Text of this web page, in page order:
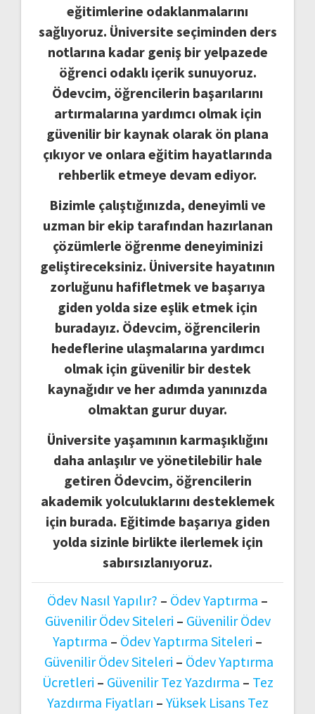
eğitimlerine odaklanmalarını
sağlıyoruz. Üniversite seçiminden ders
notlarına kadar geniş bir yelpazede
öğrenci odaklı içerik sunuyoruz.
Ödevcim, öğrencilerin başarılarını
artırmalarına yardımcı olmak için
güvenilir bir kaynak olarak ön plana
çıkıyor ve onlara eğitim hayatlarında
rehberlik etmeye devam ediyor.
Bizimle çalıştığınızda, deneyimli ve
uzman bir ekip tarafından hazırlanan
çözümlerle öğrenme deneyiminizi
geliştireceksiniz. Üniversite hayatının
zorluğunu hafifletmek ve başarıya
giden yolda size eşlik etmek için
buradayız. Ödevcim, öğrencilerin
hedeflerine ulaşmalarına yardımcı
olmak için güvenilir bir destek
kaynağıdır ve her adımda yanınızda
olmaktan gurur duyar.
Üniversite yaşamının karmaşıklığını
daha anlaşılır ve yönetilebilir hale
getiren Ödevcim, öğrencilerin
akademik yolculuklarını desteklemek
için burada. Eğitimde başarıya giden
yolda sizinle birlikte ilerlemek için
sabırsızlanıyoruz.
Ödev Nasıl Yapılır? – Ödev Yaptırma –
Güvenilir Ödev Siteleri – Güvenilir Ödev
Yaptırma – Ödev Yaptırma Siteleri –
Güvenilir Ödev Siteleri – Ödev Yaptırma
Ücretleri – Güvenilir Tez Yazdırma – Tez
Yazdırma Fiyatları – Yüksek Lisans Tez